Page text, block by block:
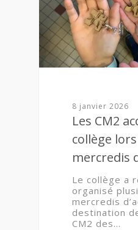
8 janvier 2026
Les CM2
collège
mercredis
Le collège a
organisé
mercredis
destination
CM2 des…